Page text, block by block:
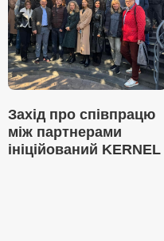
Захід про співпрацю
між партнерами
ініційований KERNEL